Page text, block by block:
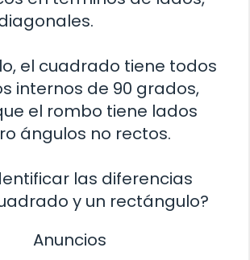
el cuadrado tiene todos
internos de 90 grados,
el rombo tiene lados
ángulos no rectos.
las diferencias
y un rectángulo?
Anuncios